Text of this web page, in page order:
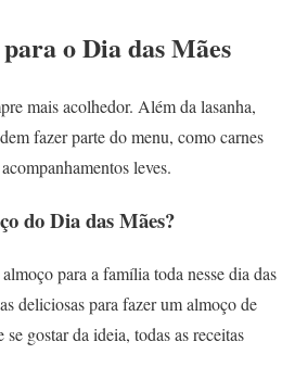
o Dia das Mães
mais acolhedor. Além da lasanha,
fazer parte do menu, como carnes
leves.
do Dia das Mães?
para a família toda nesse dia das
deliciosas para fazer um almoço de
gostar da ideia, todas as receitas